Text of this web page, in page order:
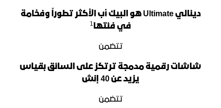
دينالي Ultimate هو البيك أب الأكثر تطوراً وفخامة
في فئتها1
تتضمن
شاشات رقمية مدمجة ترتكز على السائق بقياس
يزيد عن 40 إنش
تتضمن